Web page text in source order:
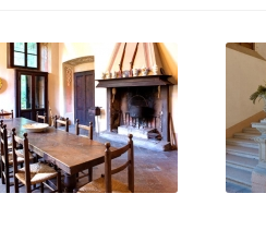
valore_artistico_03